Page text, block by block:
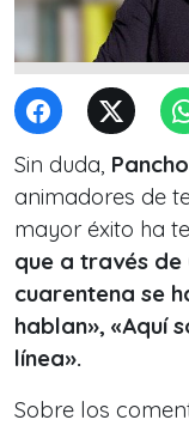
Sin duda,
animadores de
mayor éxito ha
que a través de
cuarentena se
hablan», «Aquí
línea».
Sobre los